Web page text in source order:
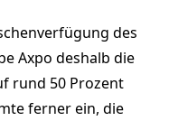
des
Axpo deshalb die
rund 50 Prozent
ferner ein, die